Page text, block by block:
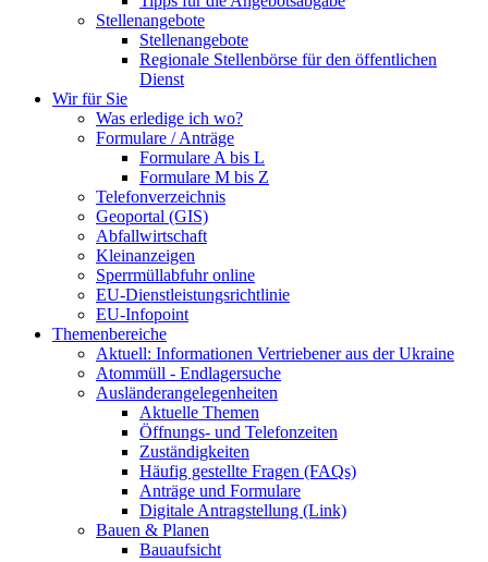
Stellenangebote
Stellenangebote
Regionale Stellenbörse für den öffentlichen
Dienst
Wir für Sie
Was erledige ich wo?
Formulare / Anträge
Formulare A bis L
Formulare M bis Z
Telefonverzeichnis
Geoportal (GIS)
Abfallwirtschaft
Kleinanzeigen
Sperrmüllabfuhr online
EU-Dienstleistungsrichtlinie
EU-Infopoint
Themenbereiche
Aktuell: Informationen Vertriebener aus der Ukraine
Atommüll - Endlagersuche
Ausländerangelegenheiten
Aktuelle Themen
Öffnungs- und Telefonzeiten
Zuständigkeiten
Häufig gestellte Fragen (FAQs)
Anträge und Formulare
Digitale Antragstellung (Link)
Bauen & Planen
Bauaufsicht